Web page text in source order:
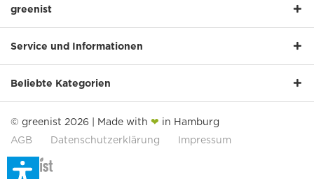
greenist
Service und Informationen
Beliebte Kategorien
© greenist 2026 | Made with ❤ in Hamburg
AGB
Datenschutzerklärung Impressum